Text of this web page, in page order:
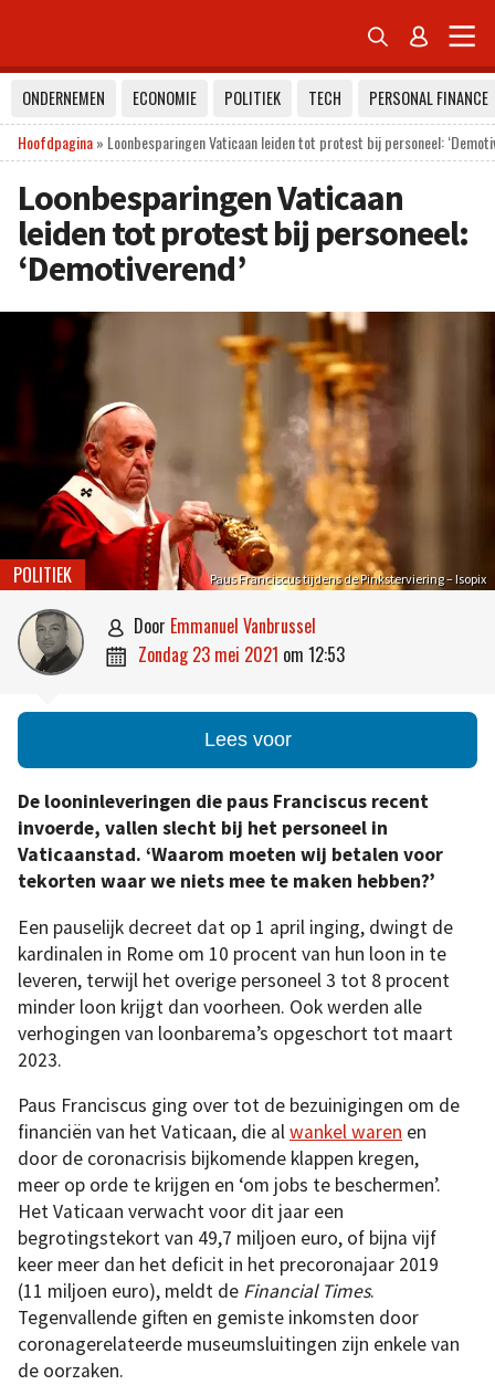
 
ONDERNEMEN ECONOMIE POLITIEK TECH
PERSONAL FINANCE
Hoofdpagina» Loonbesparingen Vaticaan leiden tot protest bij personeel:
Loonbesparingen Vaticaan
leiden tot protest bij personeel:
‘Demotiverend’
Paus Franciscus tijdens de Pinksterviering – Isopix
POLITIEK
 door Emmanuel Vanbrussel
 zondag 23 mei 2021 om 12:53
Lees voor
De looninleveringen die paus Franciscus recent
invoerde, vallen slecht bij het personeel in
Vaticaanstad. ‘Waarom moeten wij betalen voor
tekorten waar we niets mee te maken hebben?’
Een pauselijk decreet dat op 1 april inging, dwingt de
kardinalen in Rome om 10 procent van hun loon in te
leveren, terwijl het overige personeel 3 tot 8 procent
minder loon krijgt dan voorheen. Ook werden alle
verhogingen van loonbarema’s opgeschort tot maart
2023.
Paus Franciscus ging over tot de bezuinigingen om de
financiën van het Vaticaan, die alwankel waren en
door de coronacrisis bijkomende klappen kregen,
meer op orde te krijgen en ‘om jobs te beschermen’.
Het Vaticaan verwacht voor dit jaar een
begrotingstekort van 49,7 miljoen euro, of bijna vijf
keer meer dan het deficit in het precoronajaar 2019
(11 miljoen euro), meldt de Financial Times.
Tegenvallende giften en gemiste inkomsten door
coronagerelateerde museumsluitingen zijn enkele van
de oorzaken.